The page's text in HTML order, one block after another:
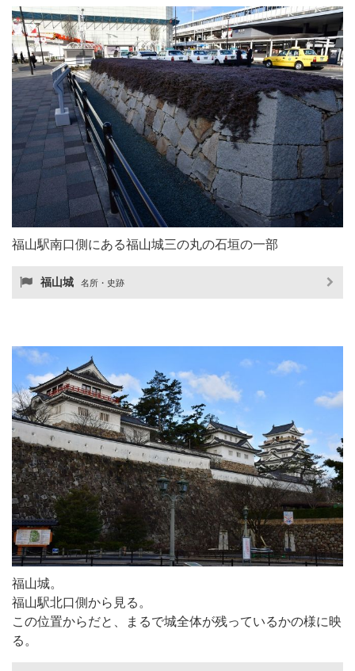
福山駅南口側にある福山城三の丸の石垣の一部
福山城 名所・史跡
福山城。
福山駅北口側から見る。
この位置からだと、まるで城全体が残っているかの様に映
る。